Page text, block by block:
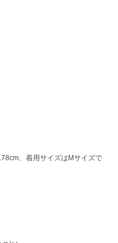
、着用サイズはMサイズで